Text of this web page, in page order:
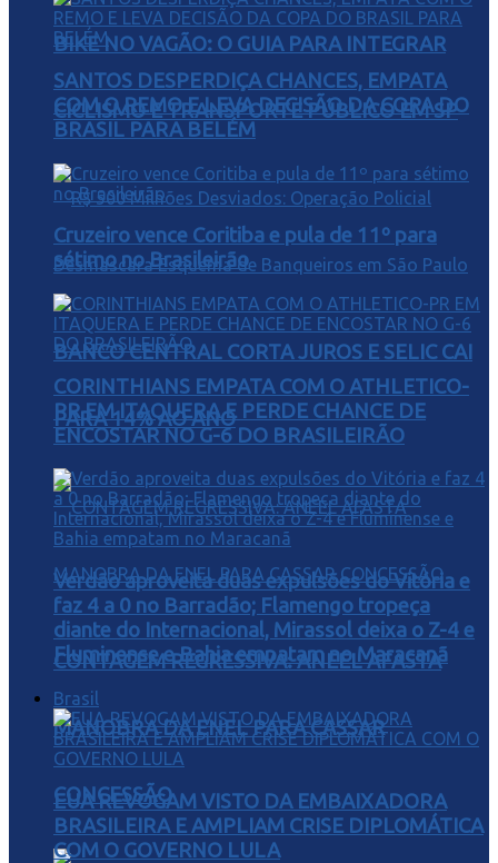
BIKE NO VAGÃO: O GUIA PARA INTEGRAR
CICLISMO E TRANSPORTE PÚBLICO EM SP
BANCO CENTRAL CORTA JUROS E SELIC CAI
PARA 14% AO ANO
CONTAGEM REGRESSIVA: ANEEL AFASTA
MANOBRA DA ENEL PARA CASSAR
CONCESSÃO
SANTOS DESPERDIÇA CHANCES, EMPATA
COM O REMO E LEVA DECISÃO DA COPA DO
BRASIL PARA BELÉM
Cruzeiro vence Coritiba e pula de 11º para
sétimo no Brasileirão
CORINTHIANS EMPATA COM O ATHLETICO-
PR EM ITAQUERA E PERDE CHANCE DE
ENCOSTAR NO G-6 DO BRASILEIRÃO
Verdão aproveita duas expulsões do Vitória e
faz 4 a 0 no Barradão; Flamengo tropeça
diante do Internacional, Mirassol deixa o Z-4 e
Fluminense e Bahia empatam no Maracanã
Brasil
EUA REVOGAM VISTO DA EMBAIXADORA
BRASILEIRA E AMPLIAM CRISE DIPLOMÁTICA
COM O GOVERNO LULA